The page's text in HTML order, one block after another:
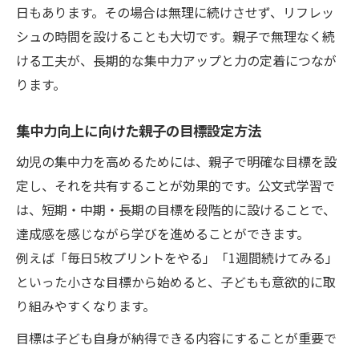
日もあります。その場合は無理に続けさせず、リフレッ
シュの時間を設けることも大切です。親子で無理なく続
ける工夫が、長期的な集中力アップと力の定着につなが
ります。
集中力向上に向けた親子の目標設定方法
幼児の集中力を高めるためには、親子で明確な目標を設
定し、それを共有することが効果的です。公文式学習で
は、短期・中期・長期の目標を段階的に設けることで、
達成感を感じながら学びを進めることができます。
例えば「毎日5枚プリントをやる」「1週間続けてみる」
といった小さな目標から始めると、子どもも意欲的に取
り組みやすくなります。
目標は子ども自身が納得できる内容にすることが重要で